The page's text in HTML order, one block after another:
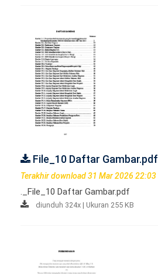
File_10 Daftar Gambar.pdf
Terakhir download 31 Mar 2026 22:03
._File_10 Daftar Gambar.pdf
diunduh 324x | Ukuran 255 KB